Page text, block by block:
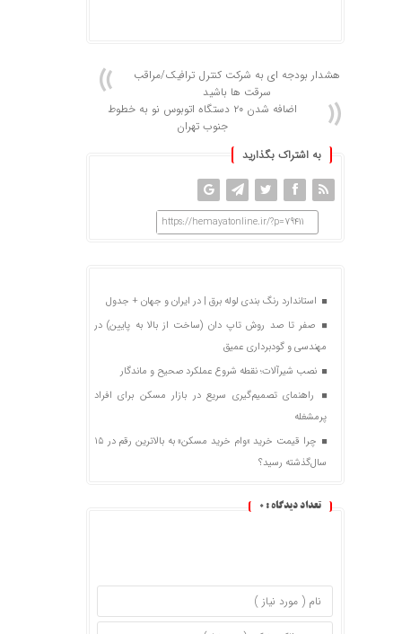
هشدار بودجه ای به شرکت کنترل ترافیک/مراقب
سرقت ها باشید
اضافه شدن ۲۰ دستگاه اتوبوس نو به خطوط
جنوب تهران
به اشتراک بگذارید
https://hemayatonline.ir/?p=79411
استاندارد رنگ بندی لوله برق | در ایران و جهان + جدول
صفر تا صد روش تاپ دان (ساخت از بالا به پایین) در
مهندسی و گودبرداری عمیق
نصب شیرآلات؛ نقطه شروع عملکرد صحیح و ماندگار
راهنمای تصمیم‌گیری سریع در بازار مسکن برای افراد
پرمشغله
چرا قیمت خرید «وام خرید مسکن» به بالاترین رقم در ۱۵
سال‌گذشته رسید؟
تعداد دیدگاه : 0